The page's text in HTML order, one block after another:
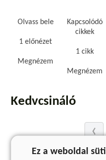
Olvass bele
1 előnézet
Megnézem
Kapcsolódó
cikkek
1 cikk
Megnézem
Kedvcsináló
Ez a weboldal